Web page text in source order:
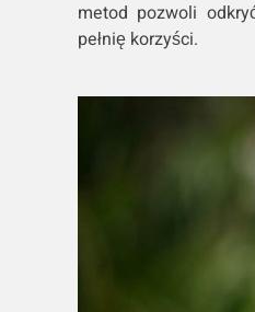
metod pozwoli
pełnię korzyści.